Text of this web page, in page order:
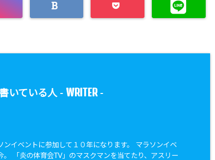
いている人 - WRITER-
ンイベントに参加して１０年になります。 マラソンイベ
。 「炎の体育会TV」のマスクマンを当てたり、アスリー